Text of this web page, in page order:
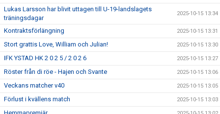
Lukas Larsson har blivit uttagen till U-19-landslagets
träningsdagar
2025-10-15 13:34
Kontraktsförlängning 2025-10-15 13:31
Stort grattis Love, William och Julian! 2025-10-15 13:30
IFK YSTAD HK 2 0 2 5 / 2 0 2 6 2025-10-15 13:27
Röster från di röe - Hajen och Svante 2025-10-15 13:06
Veckans matcher v40 2025-10-15 13:05
Förlust i kvällens match 2025-10-15 13:03